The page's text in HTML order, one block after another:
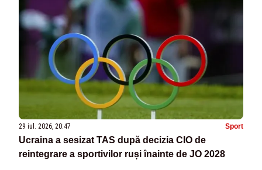
29 iul. 2026, 20:47 Sport
Ucraina a sesizat TAS după decizia CIO de
reintegrare a sportivilor ruși înainte de JO 2028